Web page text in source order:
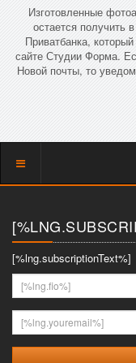
Изготовленные
остается получить
Приватбанка,
сайте Студии Форма.
Новой почты, то
Показать
[%lng.subscriptionText%]
[%lng.fio%]
[%lng.youremail%]